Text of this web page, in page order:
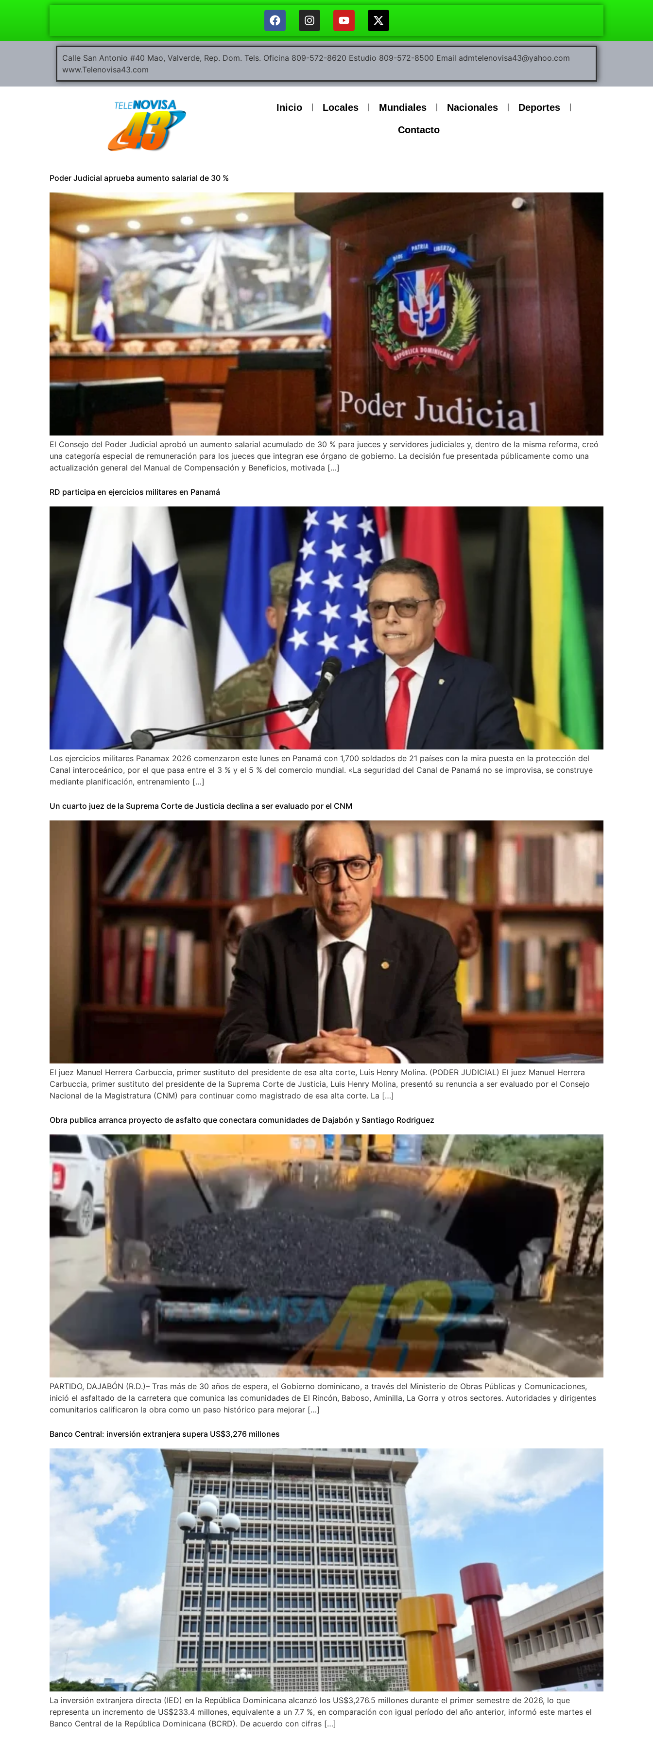
Calle San Antonio #40 Mao, Valverde, Rep. Dom. Tels. Oficina 809-572-8620 Estudio 809-572-8500 Email admtelenovisa43@yahoo.com
www.Telenovisa43.com
Inicio Locales Mundiales Nacionales Deportes
Contacto
Poder Judicial aprueba aumento salarial de 30 %
El Consejo del Poder Judicial aprobó un aumento salarial acumulado de 30 % para jueces y servidores judiciales y, dentro de la misma reforma, creó
una categoría especial de remuneración para los jueces que integran ese órgano de gobierno. La decisión fue presentada públicamente como una
actualización general del Manual de Compensación y Beneficios, motivada […]
RD participa en ejercicios militares en Panamá
Los ejercicios militares Panamax 2026 comenzaron este lunes en Panamá con 1,700 soldados de 21 países con la mira puesta en la protección del
Canal interoceáni­co, por el que pasa entre el 3 % y el 5 % del comercio mundial. «La seguridad del Canal de Panamá no se improvisa, se ­construye
mediante planificación, entrenamiento […]
Un cuarto juez de la Suprema Corte de Justicia declina a ser evaluado por el CNM
El juez Manuel Herrera Carbuccia, primer sustituto del presidente de esa alta corte, Luis Henry Molina. (PODER JUDICIAL) El juez Manuel Herrera
Carbuccia, primer sustituto del presidente de la Suprema Corte de Justicia, Luis Henry Molina, presentó su renuncia a ser evaluado por el Consejo
Nacional de la Magistratura (CNM) para continuar como magistrado de esa alta corte. La […]
Obra publica arranca proyecto de asfalto que conectara comunidades de Dajabón y Santiago Rodriguez
PARTIDO, DAJABÓN (R.D.)– Tras más de 30 años de espera, el Gobierno dominicano, a través del Ministerio de Obras Públicas y Comunicaciones,
inició el asfaltado de la carretera que comunica las comunidades de El Rincón, Baboso, Aminilla, La Gorra y otros sectores. Autoridades y dirigentes
comunitarios calificaron la obra como un paso histórico para mejorar […]
Banco Central: inversión extranjera supera US$3,276 millones
La inversión extranjera directa (IED) en la República Dominicana alcanzó los US$3,276.5 millones durante el primer semestre de 2026, lo que
representa un incremento de US$233.4 millones, equivalente a un 7.7 %, en comparación con igual período del año anterior, informó este martes el
Banco Central de la República Dominicana (BCRD). De acuerdo con cifras […]